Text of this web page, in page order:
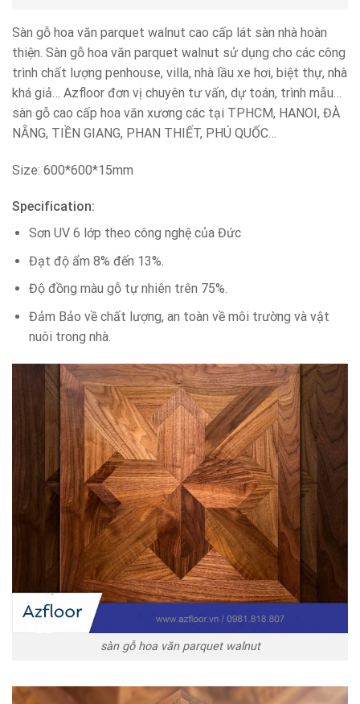
Sàn gỗ hoa văn parquet walnut cao cấp lát sàn nhà hoàn
thiện. Sàn gỗ hoa văn parquet walnut sử dụng cho các công
trình chất lượng penhouse, villa, nhà lầu xe hơi, biệt thự, nhà
khá giả… Azfloor đơn vị chuyên tư vấn, dự toán, trình mẫu…
sàn gỗ cao cấp hoa văn xương các tại TPHCM, HANOI, ĐÀ
NẴNG, TIỀN GIANG, PHAN THIẾT, PHÚ QUỐC…
Size: 600*600*15mm
Specification:
Sơn UV 6 lớp theo công nghệ của Đức
Đạt độ ẩm 8% đến 13%.
Độ đồng màu gỗ tự nhiên trên 75%.
Đảm Bảo về chất lượng, an toàn về môi trường và vật
nuôi trong nhà.
sàn gỗ hoa văn parquet walnut